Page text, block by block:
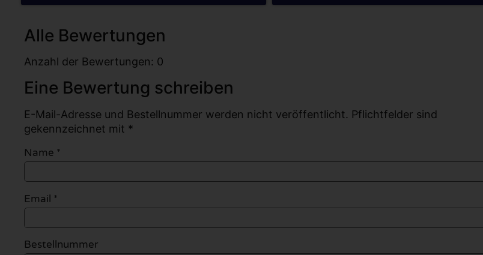
Alle Bewertungen
Anzahl der Bewertungen: 0
Eine Bewertung schreiben
E-Mail-Adresse und Bestellnummer werden nicht veröffentlicht. Pflichtfelder sind
gekennzeichnet mit *
Name *
Email *
Bestellnummer